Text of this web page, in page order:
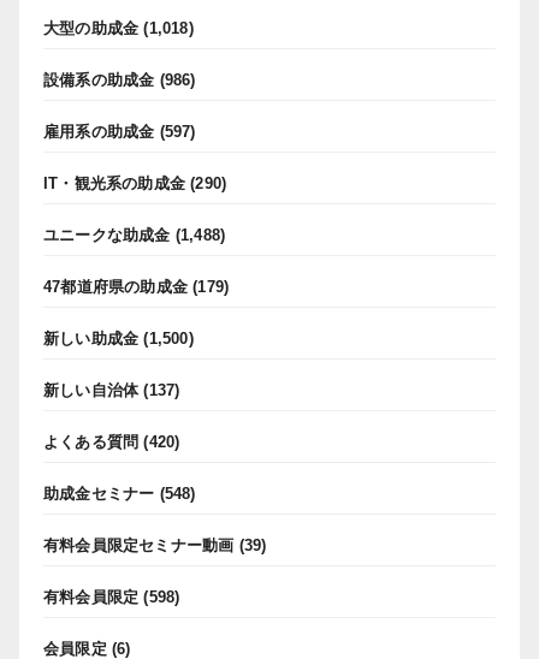
大型の助成金 (1,018)
設備系の助成金 (986)
雇用系の助成金 (597)
IT・観光系の助成金 (290)
ユニークな助成金 (1,488)
47都道府県の助成金 (179)
新しい助成金 (1,500)
新しい自治体(137)
よくある質問 (420)
助成金セミナー (548)
有料会員限定セミナー動画 (39)
有料会員限定 (598)
会員限定 (6)